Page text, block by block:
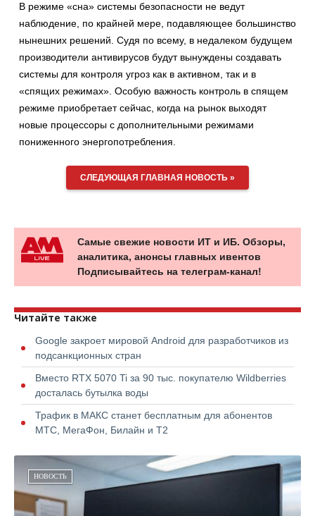
В режиме «сна» системы безопасности не ведут
наблюдение, по крайней мере, подавляющее большинство
нынешних решений. Судя по всему, в недалеком будущем
производители антивирусов будут вынуждены создавать
системы для контроля угроз как в активном, так и в
«спящих режимах». Особую важность контроль в спящем
режиме приобретает сейчас, когда на рынок выходят
новые процессоры с дополнительными режимами
пониженного энергопотребления.
СЛЕДУЮЩАЯ ГЛАВНАЯ НОВОСТЬ »
Самые свежие новости ИТ и ИБ. Обзоры,
аналитика, анонсы главных ивентов
Подписывайтесь на телеграм-канал!
Читайте также
Google закроет мировой Android для разработчиков из
подсанкционных стран
Вместо RTX 5070 Ti за 90 тыс. покупателю Wildberries
досталась бутылка воды
Трафик в МАКС станет бесплатным для абонентов
МТС, МегаФон, Билайн и Т2
НОВОСТЬ